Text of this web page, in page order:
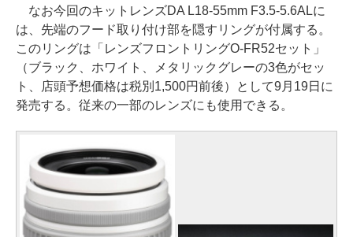
なお今回のキットレンズDA L18-55mm F3.5-5.6ALに
は、先端のフード取り付け部を隠すリングが付属する。
このリングは「レンズフロントリングO-FR52セット」
（ブラック、ホワイト、メタリックグレーの3色がセッ
ト、店頭予想価格は税別1,500円前後）として9月19日に
発売する。従来の一部のレンズにも使用できる。